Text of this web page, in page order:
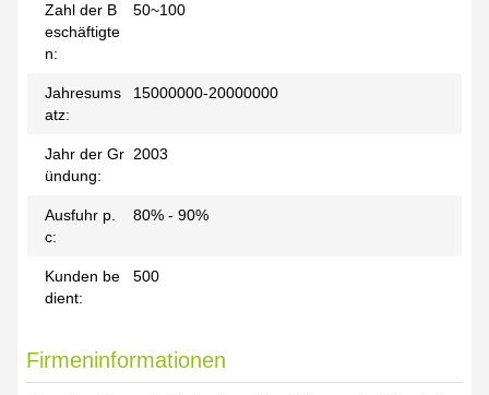
Zahl der B
eschäftigte
n:
50~100
Jahresums
atz:
15000000-20000000
Jahr der Gr
ündung:
2003
Ausfuhr p.
c:
80% - 90%
Kunden be
dient:
500
Firmeninformationen